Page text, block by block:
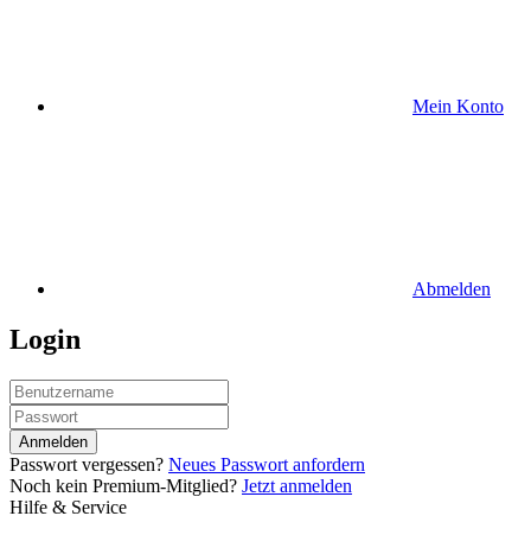
Mein Konto
Abmelden
Login
Anmelden
Passwort vergessen? Neues Passwort anfordern
Noch kein Premium-Mitglied? Jetzt anmelden
Hilfe & Service